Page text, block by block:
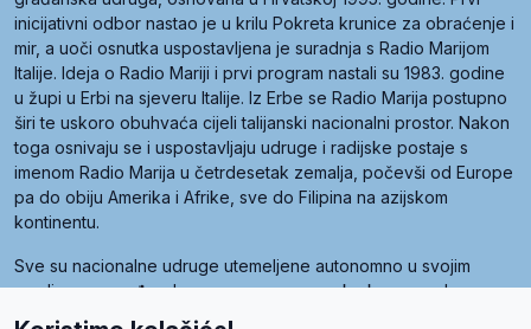
inicijativni odbor nastao je u krilu Pokreta krunice za obraćenje i
mir, a uoči osnutka uspostavljena je suradnja s Radio Marijom
Italije. Ideja o Radio Mariji i prvi program nastali su 1983. godine
u župi u Erbi na sjeveru Italije. Iz Erbe se Radio Marija postupno
širi te uskoro obuhvaća cijeli talijanski nacionalni prostor. Nakon
toga osnivaju se i uspostavljaju udruge i radijske postaje s
imenom Radio Marija u četrdesetak zemalja, počevši od Europe
pa do obiju Amerika i Afrike, sve do Filipina na azijskom
kontinentu.
Sve su nacionalne udruge utemeljene autonomno u svojim
zemljama, a međusobna su povezane preko krovne udruge
pod nazivom Svjetska obitelj Radio Marije (World Family of